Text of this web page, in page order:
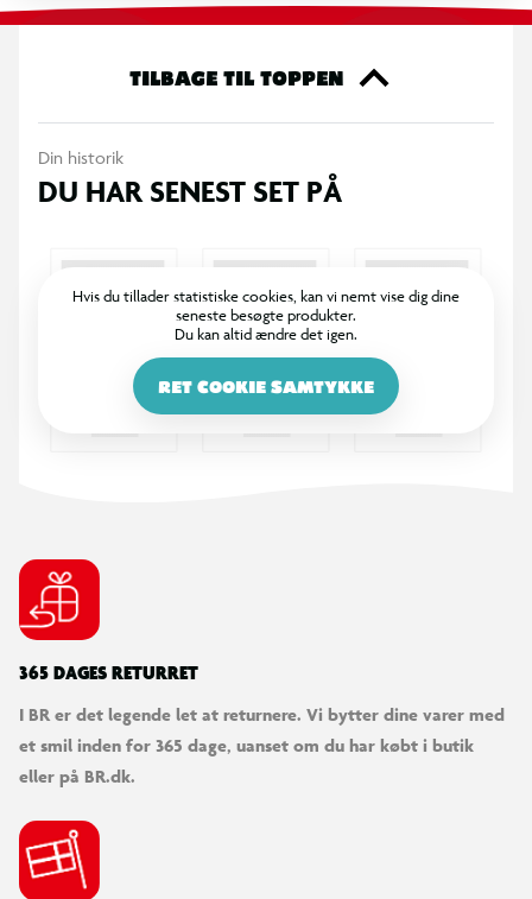
OBS! Varen er assorteret, og en bestemt variant kan ikke
TILBAGE TIL TOPPEN
Din historik
DU HAR SENEST SET PÅ
Hvis du tillader statistiske cookies, kan vi nemt vise dig dine
seneste besøgte produkter.
Du kan altid ændre det igen.
RET COOKIE SAMTYKKE
365 DAGES RETURRET
I BR er det legende let at returnere. Vi bytter dine varer med
et smil inden for 365 dage, uanset om du har købt i butik
eller på BR.dk.